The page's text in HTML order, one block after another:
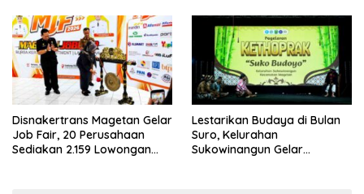
Disnakertrans Magetan Gelar
Job Fair, 20 Perusahaan
Sediakan 2.159 Lowongan
Lestarikan Budaya di Bulan
Suro, Kelurahan
Sukowinangun Gelar